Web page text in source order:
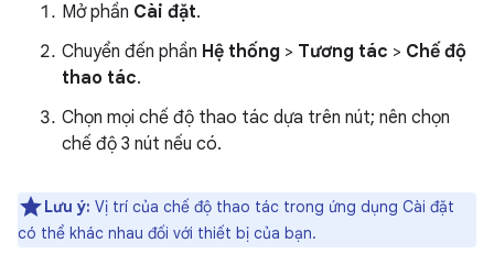
Mở phần Cài đặt.
Chuyển đến phần Hệ thống > Tương tác > Chế độ
thao tác.
Chọn mọi chế độ thao tác dựa trên nút; nên chọn
chế độ 3 nút nếu có.
Lưu ý: Vị trí của chế độ thao tác trong ứng dụng Cài đặt
có thể khác nhau đối với thiết bị của bạn.